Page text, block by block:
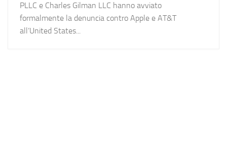
PLLC e Charles Gilman LLC hanno avviato
formalmente la denuncia contro Apple e AT&T
all’United States...